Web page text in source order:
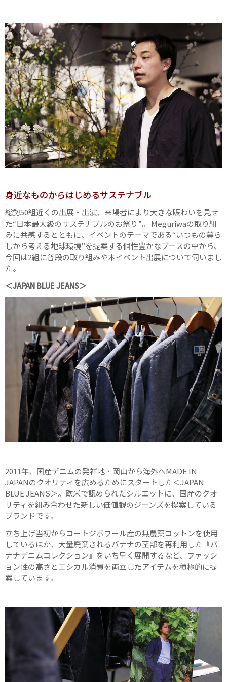
身近なものからはじめるサステナブル
総勢50組近くの出展・出演、来場者により大きな賑わいを見せ
た“日本最大級のサステナブルのお祭り”。 Meguriwaの取り組
みに共感するとともに、イベントのテーマである“いつもの暮ら
しから考える地球環境”を提案する個性豊かなブースの中から、
今回は2組に普段の取り組みや本イベント出展について伺いまし
た。
＜JAPAN BLUE JEANS＞
2011年、国産デニムの発祥地・岡山から海外へMADE IN
JAPANのクオリティを広めるためにスタートした＜JAPAN
BLUE JEANS＞。欧米で認められたシルエットに、国産のクオ
リティを組み合わせた新しい価値観のジーンズを提案している
ブランドです。
立ち上げ当初からコートジボワール産の無農薬コットンを使用
しているほか、大量廃棄されるバナナの茎部を再利用した『バ
ナナデニムコレクション』をいち早く展開するなど、ファッシ
ョン性の高さとエシカル消費を両立したアイテムを積極的に提
案しています。